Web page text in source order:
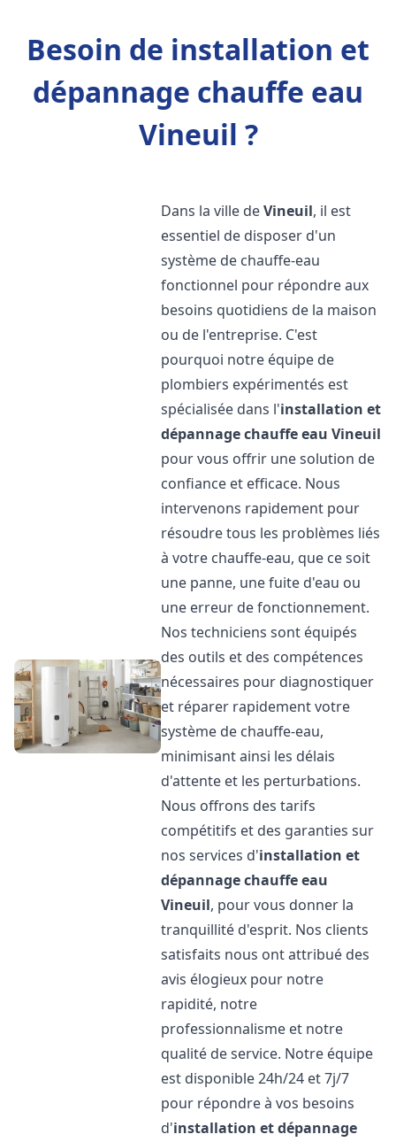
Besoin de installation et
dépannage chauffe eau
Vineuil ?
Dans la ville deVineuil, il est
essentiel de disposer d'un
système de chauffe-eau
fonctionnel pour répondre aux
besoins quotidiens de la maison
ou de l'entreprise. C'est
pourquoi notre équipe de
plombiers expérimentés est
spécialisée dans l'installation et
dépannage chauffe eau Vineuil
pour vous offrir une solution de
confiance et efficace. Nous
intervenons rapidement pour
résoudre tous les problèmes liés
à votre chauffe-eau, que ce soit
une panne, une fuite d'eau ou
une erreur de fonctionnement.
Nos techniciens sont équipés
des outils et des compétences
nécessaires pour diagnostiquer
et réparer rapidement votre
système de chauffe-eau,
minimisant ainsi les délais
d'attente et les perturbations.
Nous offrons des tarifs
compétitifs et des garanties sur
nos services d'installation et
dépannage chauffe eau
Vineuil, pour vous donner la
tranquillité d'esprit. Nos clients
satisfaits nous ont attribué des
avis élogieux pour notre
rapidité, notre
professionnalisme et notre
qualité de service. Notre équipe
est disponible 24h/24 et 7j/7
pour répondre à vos besoins
d'installation et dépannage